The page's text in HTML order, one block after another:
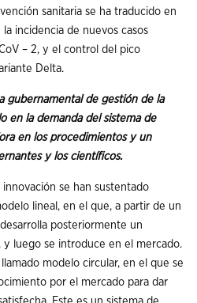
sanitaria se ha traducido en
incidencia de nuevos casos
– 2, y el control del pico
Delta.
gubernamental de gestión de la
en la demanda del sistema de
en los procedimientos y un
y los científicos.
innovación se han sustentado
lineal, en el que, a partir de un
posteriormente un
luego se introduce en el mercado.
modelo circular, en el que se
por el mercado para dar